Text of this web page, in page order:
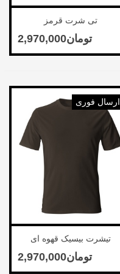
تی شرت قرمز
ارسال فوری
تیشرت بیسیک قهوه ای